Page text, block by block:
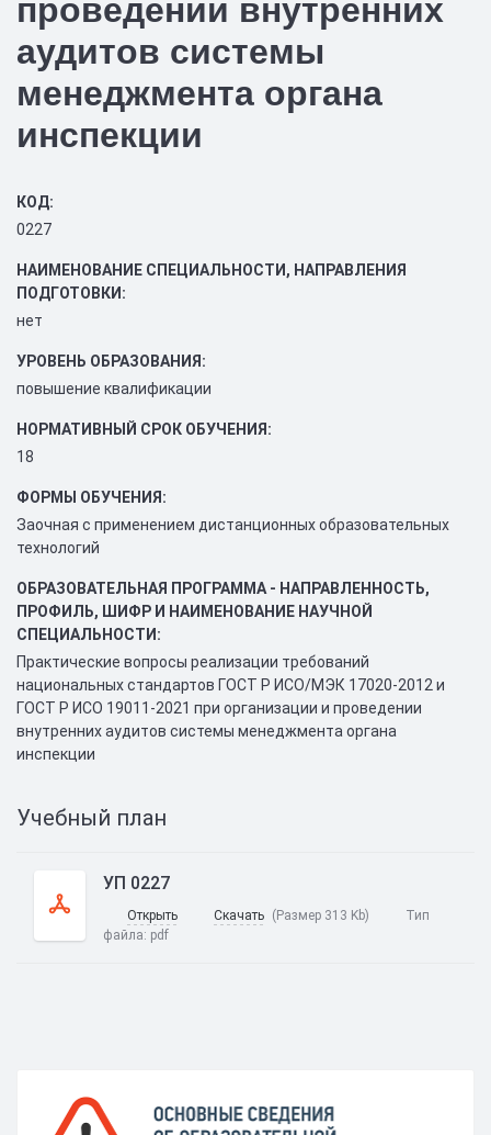
проведении внутренних
аудитов системы
менеджмента органа
инспекции
КОД:
0227
НАИМЕНОВАНИЕ СПЕЦИАЛЬНОСТИ, НАПРАВЛЕНИЯ
ПОДГОТОВКИ:
нет
УРОВЕНЬ ОБРАЗОВАНИЯ:
повышение квалификации
НОРМАТИВНЫЙ СРОК ОБУЧЕНИЯ:
18
ФОРМЫ ОБУЧЕНИЯ:
Заочная с применением дистанционных образовательных
технологий
ОБРАЗОВАТЕЛЬНАЯ ПРОГРАММА - НАПРАВЛЕННОСТЬ,
ПРОФИЛЬ, ШИФР И НАИМЕНОВАНИЕ НАУЧНОЙ
СПЕЦИАЛЬНОСТИ:
Практические вопросы реализации требований
национальных стандартов ГОСТ Р ИСО/МЭК 17020-2012 и
ГОСТ Р ИСО 19011-2021 при организации и проведении
внутренних аудитов системы менеджмента органа
инспекции
Учебный план
УП 0227
Открыть Скачать (Размер 313 Kb)
Тип
файла: pdf